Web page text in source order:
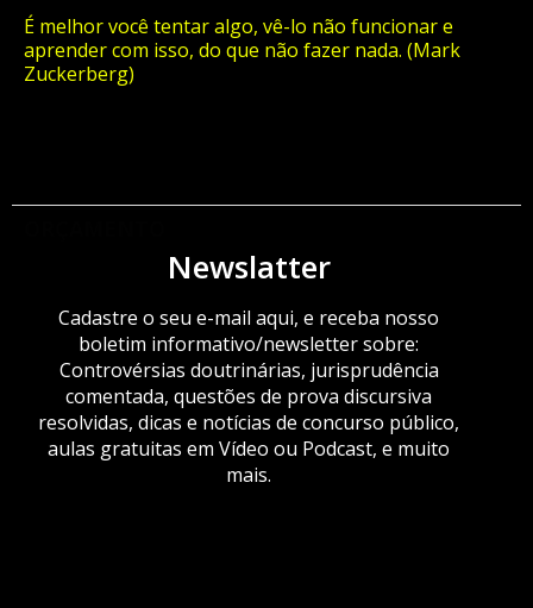
É melhor você tentar algo, vê-lo não funcionar e
aprender com isso, do que não fazer nada. (Mark
Zuckerberg)
Newslatter
Cadastre o seu e-mail aqui, e receba nosso
boletim informativo/newsletter sobre:
Controvérsias doutrinárias, jurisprudência
comentada, questões de prova discursiva
resolvidas, dicas e notícias de concurso público,
aulas gratuitas em Vídeo ou Podcast, e muito
mais.